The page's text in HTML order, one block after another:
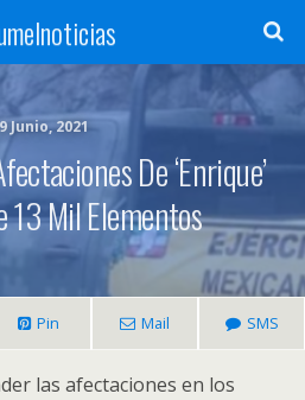
Junio, 2021
De ‘Enrique’
13 Mil Elementos
Pin Mail SMS
las afectaciones en los